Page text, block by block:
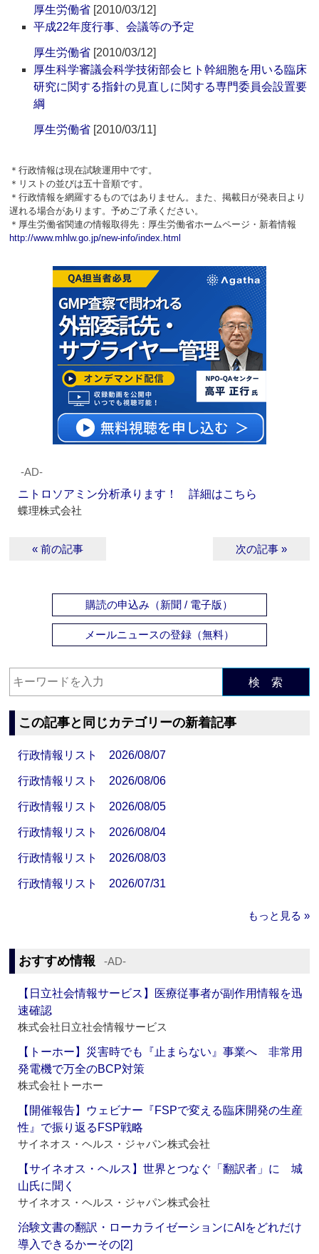
厚生労働省 [2010/03/12]
平成22年度行事、会議等の予定
厚生労働省 [2010/03/12]
厚生科学審議会科学技術部会ヒト幹細胞を用いる臨床
研究に関する指針の見直しに関する専門委員会設置要
綱
厚生労働省 [2010/03/11]
＊行政情報は現在試験運用中です。
＊リストの並びは五十音順です。
＊行政情報を網羅するものではありません。また、掲載日が発表日より
遅れる場合があります。予めご了承ください。
＊厚生労働省関連の情報取得先：厚生労働省ホームページ・新着情報
http://www.mhlw.go.jp/new-info/index.html
‐AD‐
ニトロソアミン分析承ります！ 詳細はこちら
蝶理株式会社
« 前の記事 次の記事 »
購読の申込み（新聞 / 電子版）
メールニュースの登録（無料）
検 索
この記事と同じカテゴリーの新着記事
行政情報リスト 2026/08/07
行政情報リスト 2026/08/06
行政情報リスト 2026/08/05
行政情報リスト 2026/08/04
行政情報リスト 2026/08/03
行政情報リスト 2026/07/31
もっと見る »
おすすめ情報 ‐AD‐
【日立社会情報サービス】医療従事者が副作用情報を迅
速確認
株式会社日立社会情報サービス
【トーホー】災害時でも『止まらない』事業へ 非常用
発電機で万全のBCP対策
株式会社トーホー
【開催報告】ウェビナー『FSPで変える臨床開発の生産
性』で振り返るFSP戦略
サイネオス・ヘルス・ジャパン株式会社
【サイネオス・ヘルス】世界とつなぐ「翻訳者」に 城
山氏に聞く
サイネオス・ヘルス・ジャパン株式会社
治験文書の翻訳・ローカライゼーションにAIをどれだけ
導入できるかーその[2]